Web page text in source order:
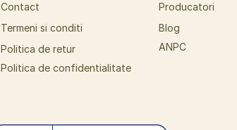
Contact
Termeni si conditi
Politica de retur
Politica de confidentialitate
Producatori
Blog
ANPC